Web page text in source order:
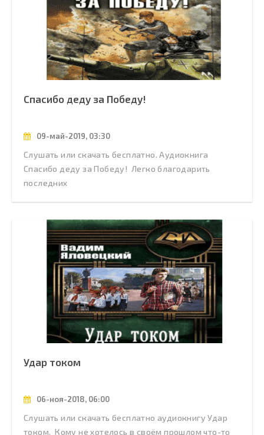
Спасибо деду за Победу!
09-май-2019, 03:30
Слушать или скачать бесплатно. Аудиокнига
Спасибо деду за Победу! Легко благодарить
последних
Удар током
06-ноя-2018, 06:00
Слушать или скачать бесплатно аудиокнигу Удар
током. Кому не хотелось в своём прошлом что-то